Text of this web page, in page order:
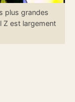
plus grandes
Z est largement